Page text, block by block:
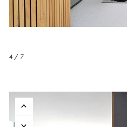
4 / 7